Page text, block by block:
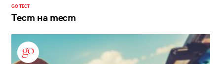
GO ТЕСТ
Тест на тест